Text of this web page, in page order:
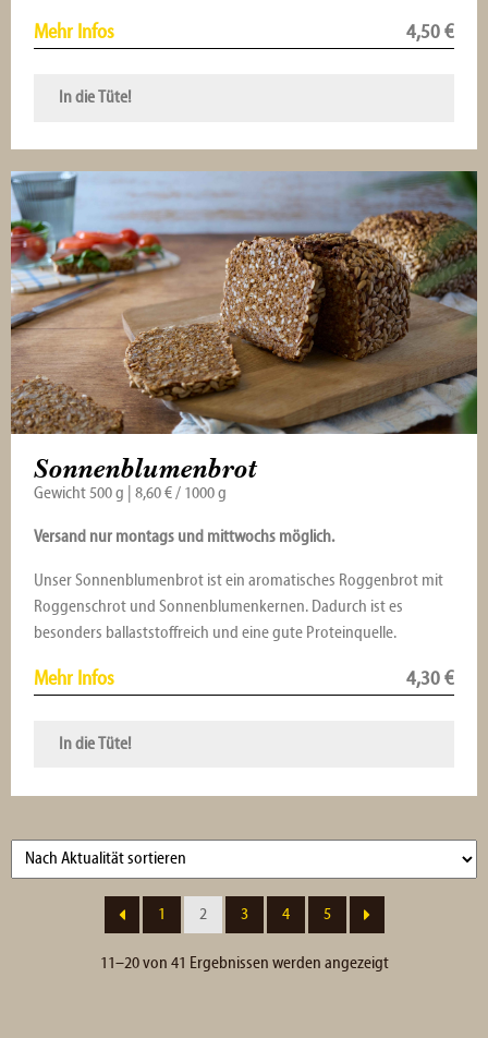
Mehr Infos 4,50 €
In die Tüte!
Sonnenblumenbrot
Gewicht 500 g | 8,60 € / 1000 g
Versand nur montags und mittwochs möglich.
Unser Sonnenblumenbrot ist ein aromatisches Roggenbrot mit
Roggenschrot und Sonnenblumenkernen. Dadurch ist es
besonders ballaststoffreich und eine gute Proteinquelle.
Mehr Infos 4,30 €
In die Tüte!
11–20 von 41 Ergebnissen werden angezeigtNach
1 2 3 4 5